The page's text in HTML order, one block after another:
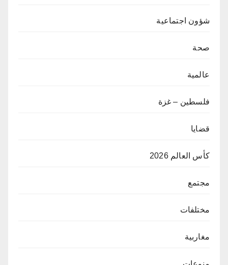
شؤون اجتماعية
صحة
عالمية
فلسطين – غزة
قضايا
كأس العالم 2026
مجتمع
مختلفات
مغاربية